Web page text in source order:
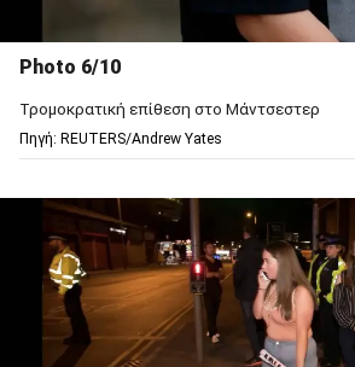
Photo 6/10
Τρομοκρατική επίθεση στο Μάντσεστερ
Πηγή: REUTERS/Andrew Yates